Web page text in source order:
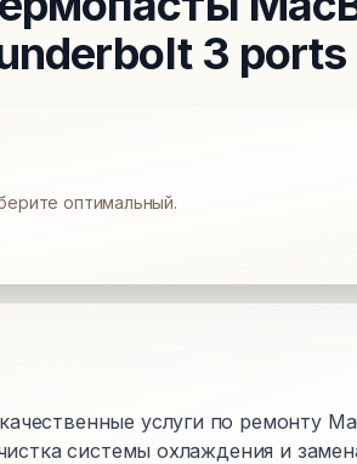
3 ports
оптимальный.
услуги по ремонту
системы охлаждения и